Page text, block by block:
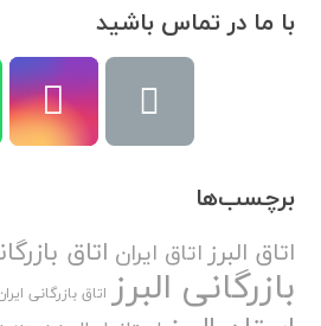
با ما در تماس باشید
برچسب‌ها
اتاق البرزاتاق ایران اتاق
بازرگانی البرز اتاق بازرگانی